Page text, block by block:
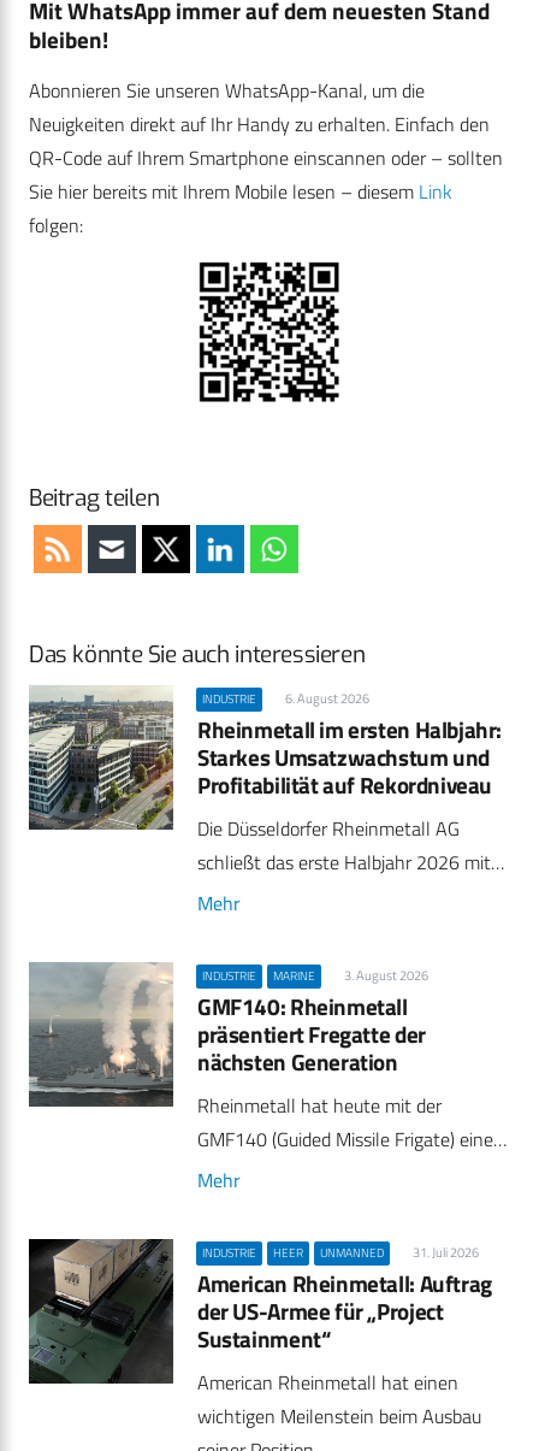
Mit WhatsApp immer auf dem neuesten Stand
bleiben!
Abonnieren Sie unseren WhatsApp-Kanal, um die
Neuigkeiten direkt auf Ihr Handy zu erhalten. Einfach den
QR-Code auf Ihrem Smartphone einscannen oder – sollten
Sie hier bereits mit Ihrem Mobile lesen – diesem Link
folgen:
Beitrag teilen
Das könnte Sie auch interessieren
INDUSTRIE 6. August 2026
Rheinmetall im ersten Halbjahr:
Starkes Umsatzwachstum und
Profitabilität auf Rekordniveau
Die Düsseldorfer Rheinmetall AG
schließt das erste Halbjahr 2026 mit…
Mehr
INDUSTRIE MARINE 3. August 2026
GMF140: Rheinmetall
präsentiert Fregatte der
nächsten Generation
Rheinmetall hat heute mit der
GMF140 (Guided Missile Frigate) eine…
Mehr
INDUSTRIE HEER UNMANNED 31. Juli 2026
American Rheinmetall: Auftrag
der US-Armee für „Project
Sustainment“
American Rheinmetall hat einen
wichtigen Meilenstein beim Ausbau